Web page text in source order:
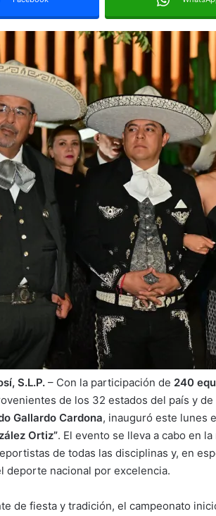
S.L.P. – Con la participación de 240
de los 32 estados del país y
Gallardo Cardona, inauguró este lunes
Ortiz”. El evento se lleva a cabo en
de todas las disciplinas y, en
deporte nacional por excelencia.
de fiesta y tradición, el campeonato